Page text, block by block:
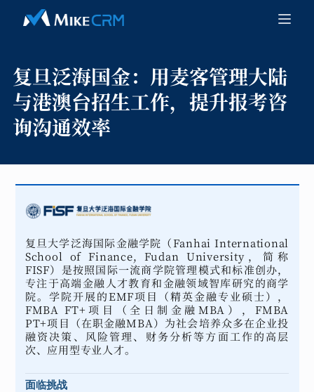
复旦泛海国金： 用麦客管理大陆
与港澳台招生工作，提升报考咨
询沟通效率
复旦大学泛海国际金融学院（Fanhai International
School of Finance, Fudan University，简称
FISF）是按照国际一流商学院管理模式和标准创办，
专注于高端金融人才教育和金融领域智库研究的商学
院。学院开展的EMF项目（精英金融专业硕士），
FMBA FT+项目（全日制金融MBA），FMBA
PT+项目（在职金融MBA）为社会培养众多在企业投
融资决策、风险管理、财务分析等方面工作的高层
次、应用型专业人才。
面临挑战